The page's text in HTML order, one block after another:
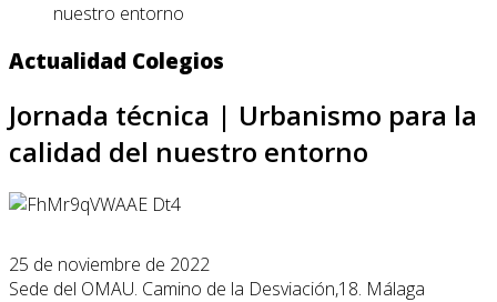
nuestro entorno
Actualidad Colegios
Jornada técnica | Urbanismo para la
calidad del nuestro entorno
25 de noviembre de 2022
Sede del OMAU. Camino de la Desviación,18. Málaga